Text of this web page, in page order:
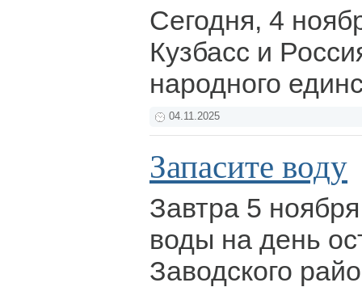
Сегодня, 4
Кузбасс и
народного
04.11.2025
Запасите воду
Завтра 5
воды на день
Заводского